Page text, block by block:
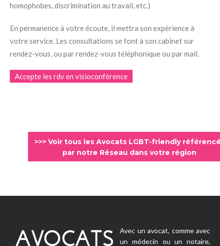
homophobes, discrimination au travail, etc.)
En permanence à votre écoute, il mettra son expérience à
votre service. Les consultations se font à son cabinet sur
rendez-vous, ou par rendez-vous téléphonique ou par mail.
Accepte les rdv en visioconférence
>>> Voir tous les Avocats LGBT-friendly
par notre Réseau dans votre région
Avec un avocat, comme avec
un médecin ou un notaire,